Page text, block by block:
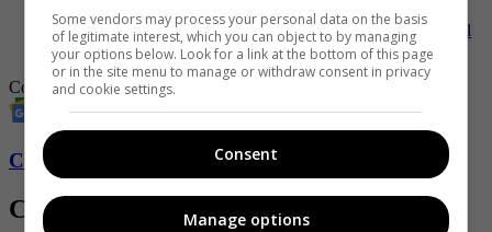
- Las comidas más peligrosas del mundo
-ODA: el restaurante colombiano que lidera la sostenibilidad
en Latinoamérica
ComidaTopcomida colombiana
Conozca más de Soho aquí
Contenido Relacionado
Some vendors may process your personal data on the basis
of legitimate interest, which you can object to by managing
your options below. Look for a link at the bottom of this page
or in the site menu to manage or withdraw consent in privacy
and cookie settings.
Consent
Manage options